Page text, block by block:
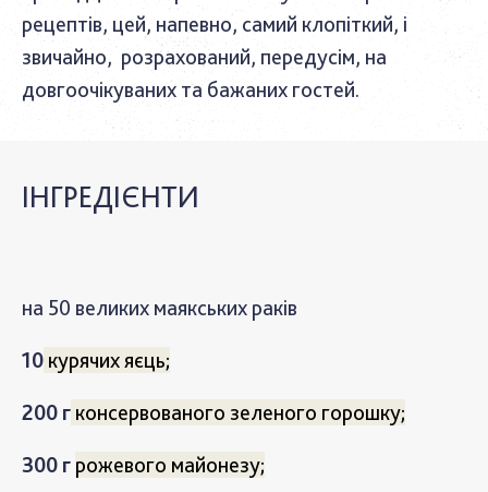
рецептів, цей, напевно, самий клопіткий, і
звичайно, розрахований, передусім, на
довгоочікуваних та бажаних гостей.
ІНГРЕДІЄНТИ
на 50 великих маякських раків
10 курячих яєць;
200 г консервованого зеленого горошку;
300 г рожевого майонезу;